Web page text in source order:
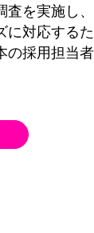
査を実施し
に対応する
採用担当